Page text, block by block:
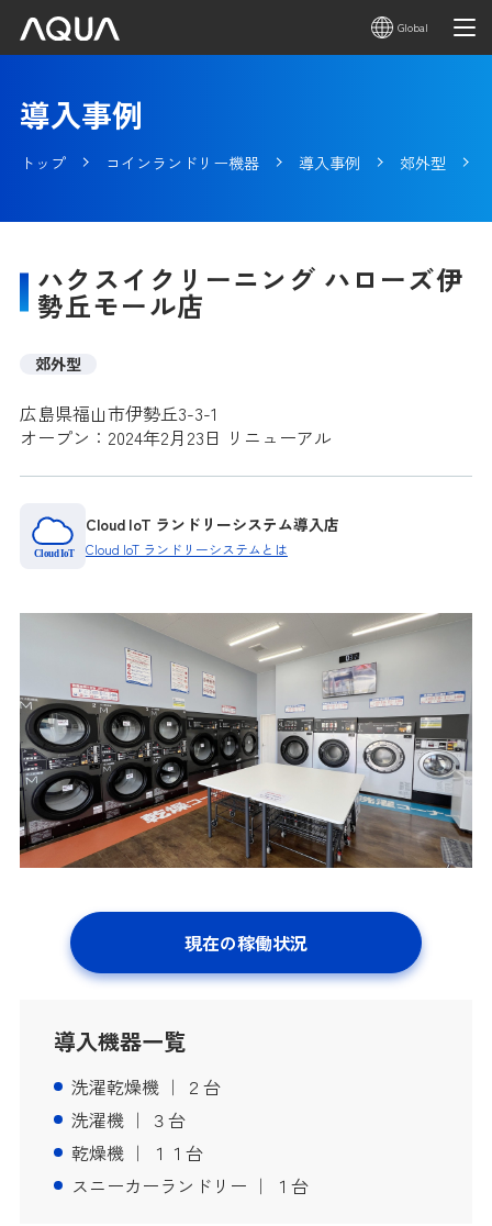
Global
導入事例
トップ コインランドリー機器 導入事例 郊外型
ハクスイクリーニング ハローズ伊
勢丘モール店
郊外型
広島県福山市伊勢丘3-3-1
オープン：2024年2月23日 リニューアル
Cloud IoT ランドリーシステム導入店
Cloud IoT ランドリーシステムとは
現在の稼働状況
導入機器一覧
洗濯乾燥機 ｜ ２台
洗濯機 ｜ ３台
乾燥機 ｜ １１台
スニーカーランドリー ｜ １台